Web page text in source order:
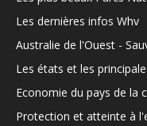
Les dernières infos Whv
Australie de l'Ouest -
Les états et les
Economie du pays de la
Protection et atteinte à